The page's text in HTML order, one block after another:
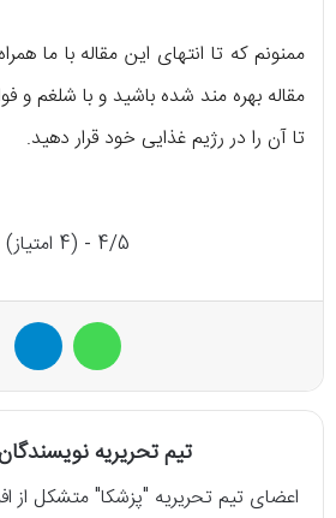
ممنونم که تا انتهای این مقاله با ما
مقاله بهره مند شده باشید و با شلغم و
تا آن را در رژیم غذایی خود قرار دهید.
4/5 - (4 امتیاز)
واتس آپ
تیم تحریریه
اعضای تیم تحریریه "پزشکا" متشکل از